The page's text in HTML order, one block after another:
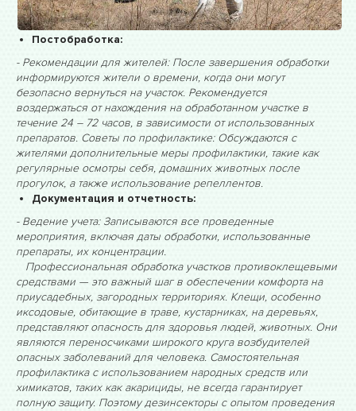
Постобработка:
- Рекомендации для жителей: После завершения обработки
информируются жители о времени, когда они могут
безопасно вернуться на участок. Рекомендуется
воздержаться от нахождения на обработанном участке в
течение 24 – 72 часов, в зависимости от использованных
препаратов. Советы по профилактике: Обсуждаются с
жителями дополнительные меры профилактики, такие как
регулярные осмотры себя, домашних животных после
прогулок, а также использование репеллентов.
Документация и отчетность:
- Ведение учета: Записываются все проведенные
мероприятия, включая даты обработки, использованные
препараты, их концентрации.
Профессиональная обработка участков противоклещевыми
средствами — это важный шаг в обеспечении комфорта на
приусадебных, загородных территориях. Клещи, особенно
иксодовые, обитающие в траве, кустарниках, на деревьях,
представляют опасность для здоровья людей, животных. Они
являются переносчиками широкого круга возбудителей
опасных заболеваний для человека. Самостоятельная
профилактика с использованием народных средств или
химикатов, таких как акарициды, не всегда гарантирует
полную защиту. Поэтому дезинсекторы с опытом проведения